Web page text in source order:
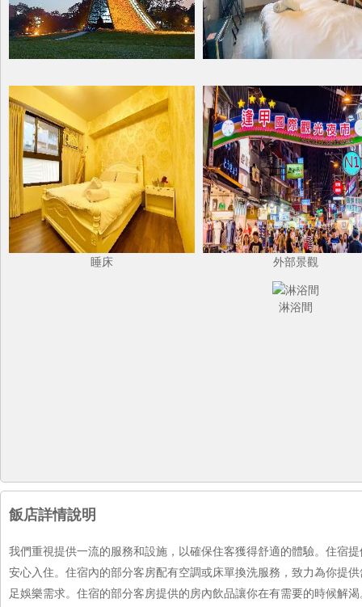
睡床 外部景觀
淋浴間
飯店詳情說明
我們重視提供一流的服務和設施，以確保住客獲得舒適的體驗。住宿
安心入住。住宿內的部分客房配有空調或床單換洗服務，致力為你提
足娛樂需求。住宿的部分客房提供的房內飲品讓你在有需要的時候解